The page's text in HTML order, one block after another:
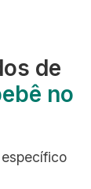
de
no